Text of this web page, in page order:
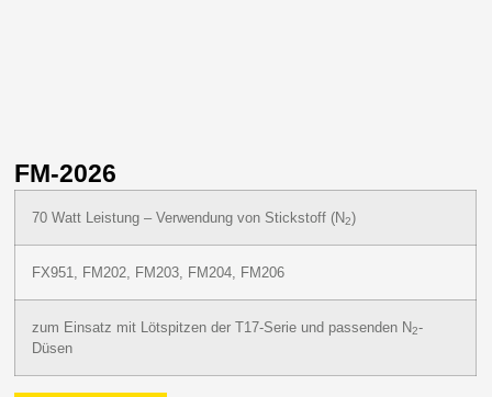
FM-2026
70 Watt Leistung – Verwendung von Stickstoff (N2)
FX951, FM202, FM203, FM204, FM206
zum Einsatz mit Lötspitzen der T17-Serie und passenden N2-
Düsen